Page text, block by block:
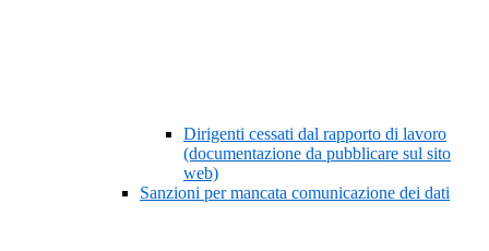
Dirigenti cessati dal rapporto di lavoro
(documentazione da pubblicare sul sito
web)
Sanzioni per mancata comunicazione dei dati